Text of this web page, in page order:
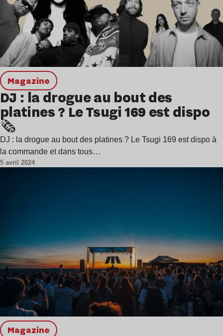
magazine
DJ : la drogue au bout des
platines ? Le Tsugi 169 est dispo
🗞️
DJ : la drogue au bout des platines ? Le Tsugi 169 est dispo à
la commande et dans tous…
5 avril 2024
magazine